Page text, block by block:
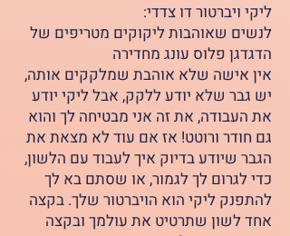
ליקי ויברטור דו צדדי:
לנשים שאוהבות ליקוקים מטריפים של
הדגדגן פלוס עונג מחדירה
אין אישה שלא אוהבת שמלקקים אותה,
יש גבר שלא יודע ללקק, אבל ליקי יודע
את העבודה, את זה אני מבטיחה לך והוא
גם חודר ורוטט! אז אם עוד לא מצאת את
הגבר שיודע בדיוק איך לעבוד עם הלשון,
כדי לגרום לך לגמור, או שסתם בא לך
להתפנק ליקי הוא הויברטור שלך. בקצה
אחד לשון שתרטיט את עולמך ובקצה